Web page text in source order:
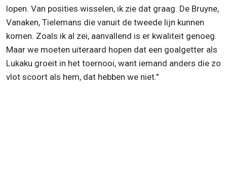
lopen. Van posities wisselen, ik zie dat graag. De Bruyne,
Vanaken, Tielemans die vanuit de tweede lijn kunnen
komen. Zoals ik al zei, aanvallend is er kwaliteit genoeg.
Maar we moeten uiteraard hopen dat een goalgetter als
Lukaku groeit in het toernooi, want iemand anders die zo
vlot scoort als hem, dat hebben we niet."